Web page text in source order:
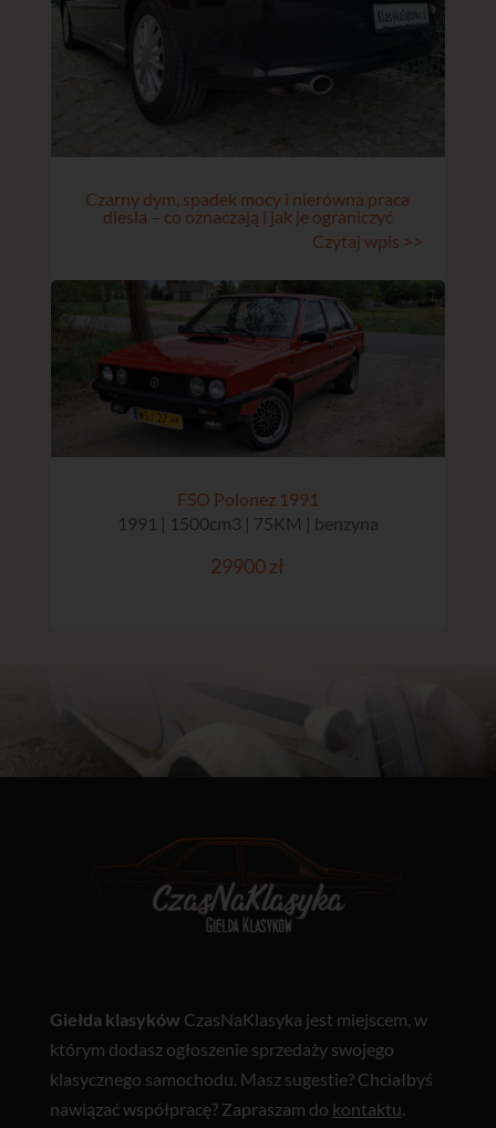
Czarny dym, spadek mocy i nierówna praca
diesla – co oznaczają i jak je ograniczyć
Czytaj wpis >>
FSO Polonez 1991
1991 | 1500cm3 | 75KM | benzyna
29900 zł
Giełda klasyków CzasNaKlasyka jest miejscem, w
którym dodasz ogłoszenie sprzedaży swojego
klasycznego samochodu. Masz sugestie? Chciałbyś
nawiązać współpracę? Zapraszam do kontaktu.